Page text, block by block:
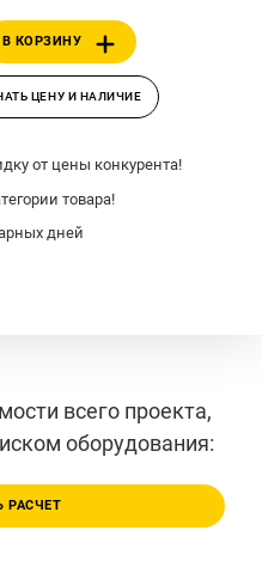
В КОРЗИНУ
ЦЕНУ И НАЛИЧИЕ
от цены конкурента!
товара!
дней
всего проекта,
оборудования:
РАСЧЕТ